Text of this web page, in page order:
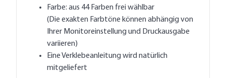
Farbe: aus 44 Farben frei wählbar
(Die exakten Farbtöne können abhängig von
Ihrer Monitoreinstellung und Druckausgabe
variieren)
Eine Verklebeanleitung wird natürlich
mitgeliefert